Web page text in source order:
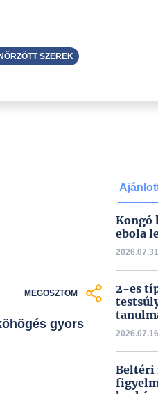
MEGOSZTOM
gyors
Kongó
ebola
2-es
Beltéri
SZEREK